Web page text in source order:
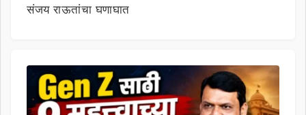
संजय राऊतांचा घणाघात